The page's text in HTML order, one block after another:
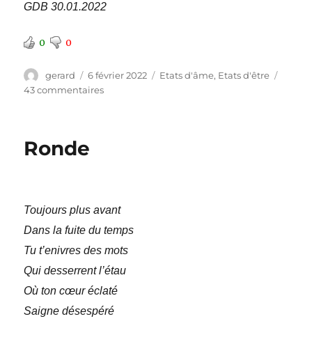
GDB 30.01.2022
0 0
Auteur
gerard
Publié
le
6 février 2022 Catégories
Etats d'âme, Etats d'être
43 commentairessur
Ronde
Toujours plus avant
Dans la fuite du temps
Tu t’enivres des mots
Qui desserrent l’étau
Où ton cœur éclaté
Saigne désespéré